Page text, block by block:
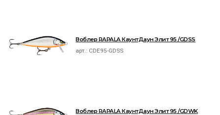
Воблер RAPALA КаунтДаун Элит 95 /GDSS
арт.: CDE95-GDSS
Воблер RAPALA КаунтДаун Элит 95 /GDWK